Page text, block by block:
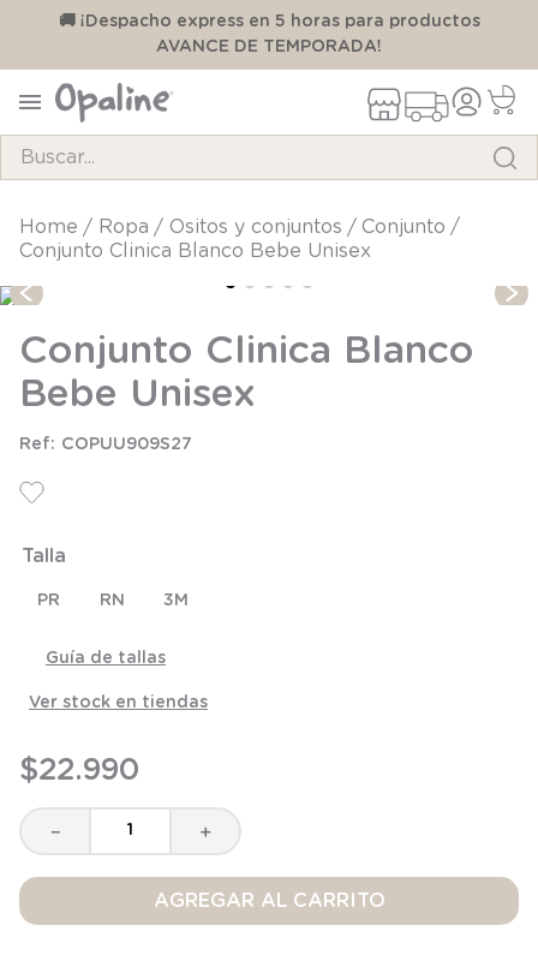
🚚 ¡Despacho express en 5 horas para productos
AVANCE DE TEMPORADA!
ropa ositos y conjuntos
conjunto
Conjunto Clinica Blanco Bebe Unisex
Conjunto Clinica Blanco
Bebe Unisex
COPUU909S27
Talla
PR RN 3M
Guía de tallas
Ver stock en tiendas
$22.990
＋
－
AGREGAR AL CARRITO
TÉRMINOS MÁS BUSCADOS
3.
zapatillas
4.
body
5
manta
8.
9.
saco dormir